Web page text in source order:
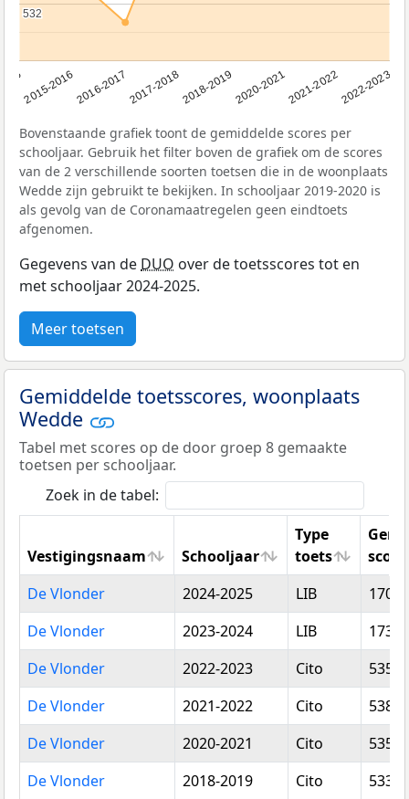
2015-20162016-20172017-20182018-20192020-20212021-20222022-2023
532
532
Bovenstaande grafiek toont de gemiddelde scores per
schooljaar. Gebruik het filter boven de grafiek om de scores
van de 2 verschillende soorten toetsen die in de woonplaats
Wedde zijn gebruikt te bekijken. In schooljaar 2019-2020 is
als gevolg van de Coronamaatregelen geen eindtoets
afgenomen.
Gegevens van deDUO over de toetsscores tot en
met schooljaar 2024-2025.
Meer toetsen
Gemiddelde toetsscores, woonplaats
Wedde
Tabel met scores op de door groep 8 gemaakte
toetsen per schooljaar.
Zoek in de tabel:
Vestigingsnaam Schooljaar
Type
toets
score
Vestigingsnaam
Schooljaar
Type
toets
score
De Vlonder 2024-2025 LIB
De Vlonder
2023-2024 LIB
De Vlonder
2022-2023 Cito
De Vlonder
2021-2022 Cito
De Vlonder
2020-2021 Cito
De Vlonder
2018-2019 Cito